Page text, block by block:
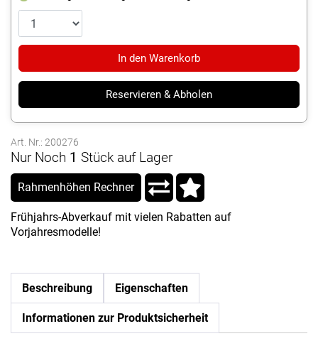
In den Warenkorb
Reservieren & Abholen
Art. Nr.: 200276
Nur Noch 1 Stück auf Lager
Rahmenhöhen Rechner
Frühjahrs-Abverkauf mit vielen Rabatten auf
Vorjahresmodelle!
Beschreibung Eigenschaften
Informationen zur Produktsicherheit